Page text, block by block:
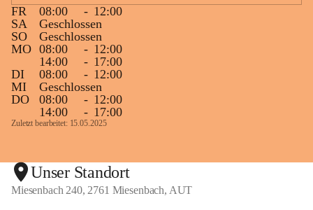
FR
08:00 - 12:00
SA
Geschlossen
SO
Geschlossen
MO 08:00 - 12:00
14:00
- 17:00
DI
08:00 - 12:00
MI
Geschlossen
DO
08:00 - 12:00
14:00
- 17:00
Zuletzt bearbeitet: 15.05.2025
Unser Standort
Miesenbach 240, 2761 Miesenbach, AUT